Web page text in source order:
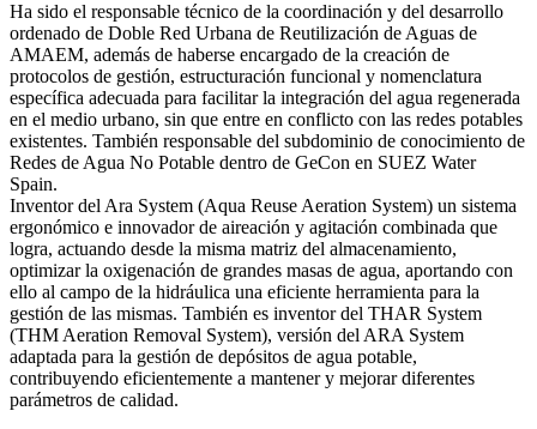
Ha sido el responsable técnico de la coordinación y del desarrollo
ordenado de Doble Red Urbana de Reutilización de Aguas de
AMAEM, además de haberse encargado de la creación de
protocolos de gestión, estructuración funcional y nomenclatura
específica adecuada para facilitar la integración del agua regenerada
en el medio urbano, sin que entre en conflicto con las redes potables
existentes. También responsable del subdominio de conocimiento de
Redes de Agua No Potable dentro de GeCon en SUEZ Water
Spain.
Inventor del Ara System (Aqua Reuse Aeration System) un sistema
ergonómico e innovador de aireación y agitación combinada que
logra, actuando desde la misma matriz del almacenamiento,
optimizar la oxigenación de grandes masas de agua, aportando con
ello al campo de la hidráulica una eficiente herramienta para la
gestión de las mismas. También es inventor del THAR System
(THM Aeration Removal System), versión del ARA System
adaptada para la gestión de depósitos de agua potable,
contribuyendo eficientemente a mantener y mejorar diferentes
parámetros de calidad.